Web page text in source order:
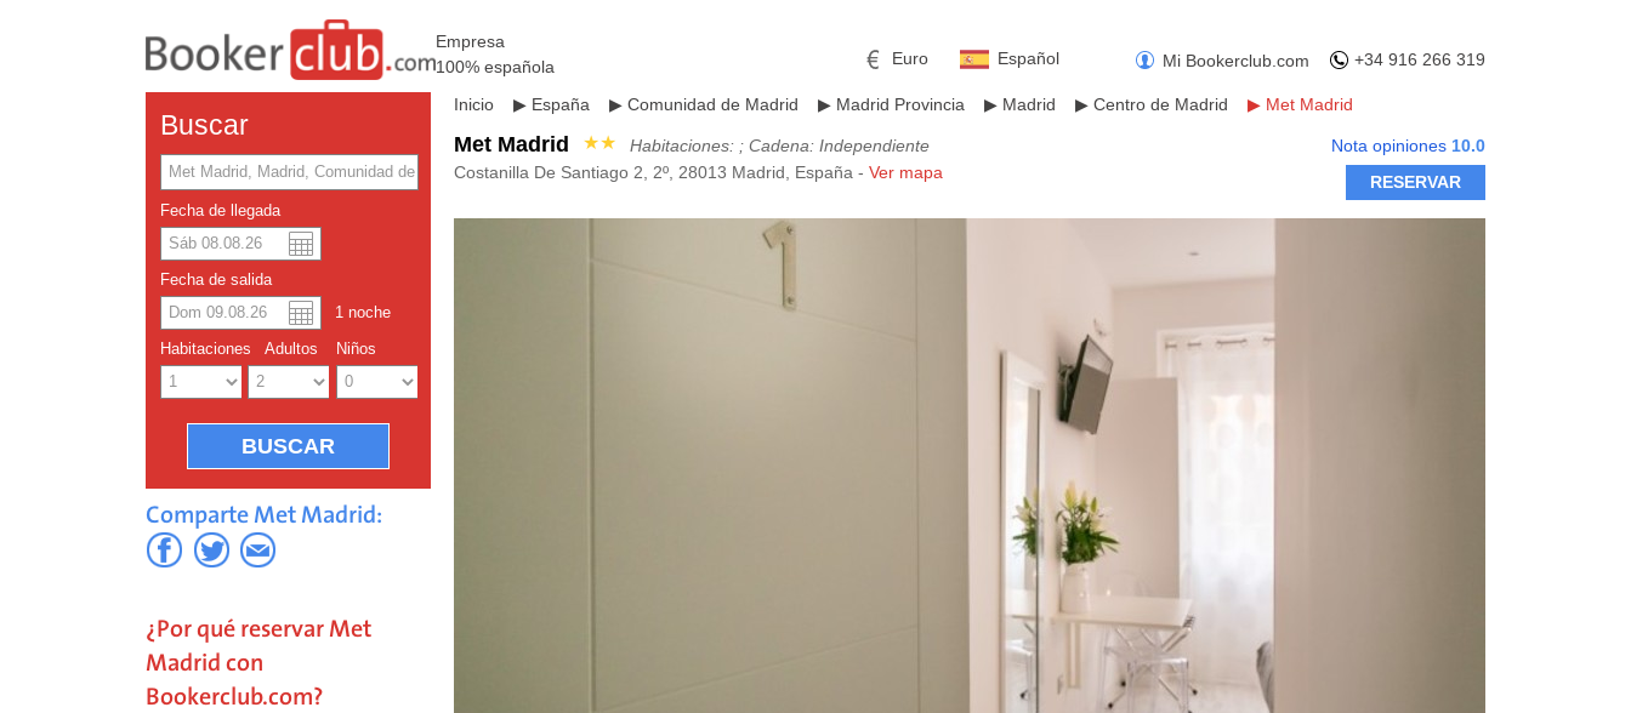
Empresa
100% española
+34 916 266 319
Mi Bookerclub.com
Español
Euro
Buscar
Fecha de llegada
Fecha de salida
1 noche
Habitaciones Adultos Niños
Comparte Met Madrid:
¿Por qué reservar Met
Madrid con
Bookerclub.com?
Inicio ▶ España ▶ Comunidad de Madrid ▶ Madrid Provincia ▶ Madrid ▶ Centro de Madrid ▶ Met Madrid
Met Madrid ★★
Habitaciones: ; Cadena: Independiente
Costanilla De Santiago 2, 2º, 28013 Madrid, España - Ver mapa
Nota opiniones 10.0
RESERVAR